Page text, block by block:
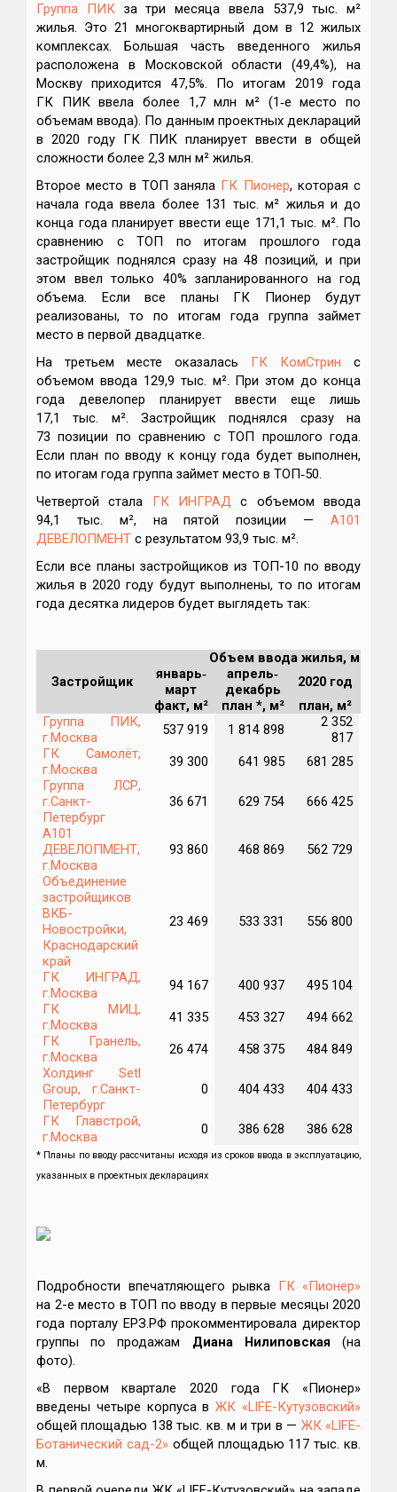
Группа ПИКза три месяца ввела 537,9 тыс. м²
жилья. Это 21 многоквартирный дом в 12 жилых
комплексах. Большая часть введенного жилья
расположена в Московской области (49,4%), на
Москву приходится 47,5%. По итогам 2019 года
ГК ПИК ввела более 1,7 млн м² (1‑е место по
объемам ввода). По данным проектных деклараций
в 2020 году ГК ПИК планирует ввести в общей
сложности более 2,3 млн м² жилья.
Второе место в ТОП заняла ГК Пионер, которая с
начала года ввела более 131 тыс. м² жилья и до
конца года планирует ввести еще 171,1 тыс. м². По
сравнению с ТОП по итогам прошлого года
застройщик поднялся сразу на 48 позиций, и при
этом ввел только 40% запланированного на год
объема. Если все планы ГК Пионер будут
реализованы, то по итогам года группа займет
место в первой двадцатке.
На третьем месте оказалась ГК КомСтрин с
объемом ввода 129,9 тыс. м². При этом до конца
года девелопер планирует ввести еще лишь
17,1 тыс. м². Застройщик поднялся сразу на
73 позиции по сравнению с ТОП прошлого года.
Если план по вводу к концу года будет выполнен,
по итогам года группа займет место в ТОП‑50.
Четвертой стала ГК ИНГРАД с объемом ввода
94,1 тыс. м², на пятой позиции — А101
ДЕВЕЛОПМЕНТ с результатом 93,9 тыс. м².
Если все планы застройщиков из ТОП-10 по вводу
жилья в 2020 году будут выполнены, то по итогам
года десятка лидеров будет выглядеть так:
Застройщик
Объем ввода жилья, м²
январь‑
апрель‑ 2020 год
март
декабрь
факт, м²
план *, м² план, м²
Группа ПИК,
г.Москва
537 919 1 814 898
2 352
817
ГК Самолёт,
г.Москва
39 300 641 985 681 285
Группа ЛСР,
г.Санкт-
Петербург
36 671 629 754 666 425
А101
ДЕВЕЛОПМЕНТ,
г.Москва
93 860 468 869 562 729
Объединение
застройщиков
ВКБ-
Новостройки,
Краснодарский
край
23 469 533 331 556 800
ГК ИНГРАД,
г.Москва
94 167 400 937 495 104
ГК МИЦ,
г.Москва
41 335 453 327 494 662
ГК Гранель,
г.Москва
26 474 458 375 484 849
Холдинг Setl
Group, г.Санкт-
Петербург
0 404 433 404 433
ГК Главстрой,
г.Москва
0 386 628 386 628
* Планы по вводу рассчитаны исходя из сроков ввода в эксплуатацию,
указанных в проектных декларациях
Подробности впечатляющего рывка ГК «Пионер»
на 2-е место в ТОП по вводу в первые месяцы 2020
года порталу ЕРЗ.РФ прокомментировала директор
группы по продажам Диана Нилиповская (на
фото).
«В первом квартале 2020 года ГК «Пионер»
введены четыре корпуса вЖК «LIFE-Кутузовский»
общей площадью 138 тыс. кв. м и три в — ЖК «LIFE-
Ботанический сад-2»общей площадью 117 тыс. кв.
м.